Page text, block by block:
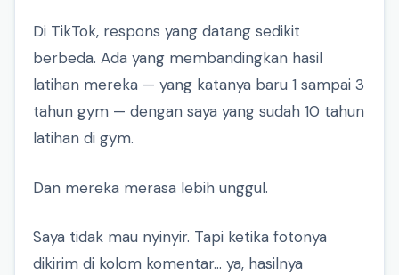
Di TikTok, respons yang datang sedikit
berbeda. Ada yang membandingkan hasil
latihan mereka — yang katanya baru 1 sampai 3
tahun gym — dengan saya yang sudah 10 tahun
latihan di gym.
Dan mereka merasa lebih unggul.
Saya tidak mau nyinyir. Tapi ketika fotonya
dikirim di kolom komentar… ya, hasilnya